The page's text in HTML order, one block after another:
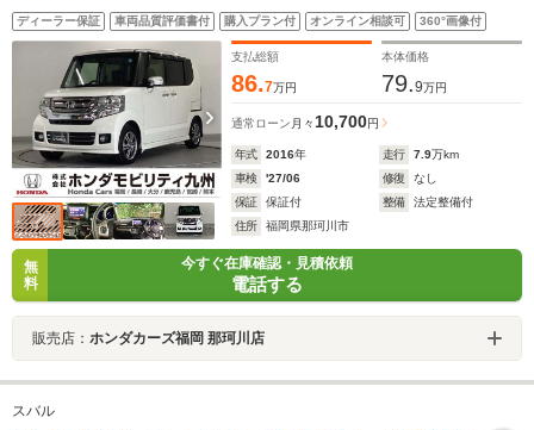
ディーラー保証 車両品質評価書付 購入プラン付 オンライン相談可 360°画像付
支払総額
86.7万円
本体価格
79.9万円
通常ローン 月々 10,700円
年式 2016年 走行 7.9万km
車検
'27/06 修復
なし
保証
保証付 整備
法定整備付
住所
福岡県那珂川市
無
料
今すぐ在庫確認・見積依頼
電話する
販売店： ホンダカーズ福岡 那珂川店
スバル